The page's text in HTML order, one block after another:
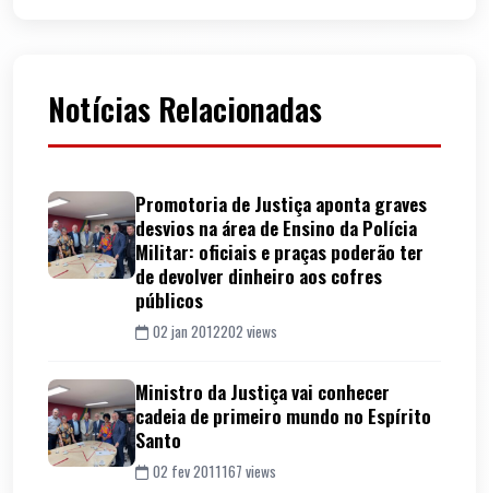
Notícias Relacionadas
Promotoria de Justiça aponta graves
desvios na área de Ensino da Polícia
Militar: oficiais e praças poderão ter
de devolver dinheiro aos cofres
públicos
02 jan 2012202 views
Ministro da Justiça vai conhecer
cadeia de primeiro mundo no Espírito
Santo
02 fev 2011167 views